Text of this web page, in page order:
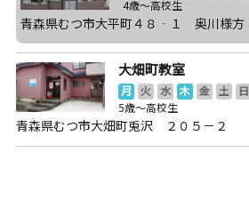
4歳～高校生
青森県むつ市大平町４８‐１ 奥川様方
大畑町教室
月 火 水 木 金 土
日
5歳～高校生
青森県むつ市大畑町兎沢 ２０５－２